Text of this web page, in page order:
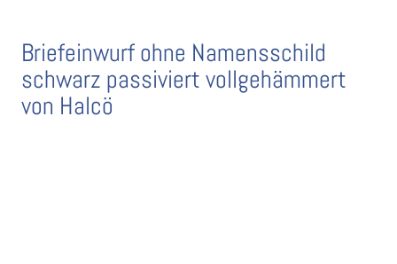
Briefeinwurf ohne Namensschild
schwarz passiviert vollgehämmert
von Halcö